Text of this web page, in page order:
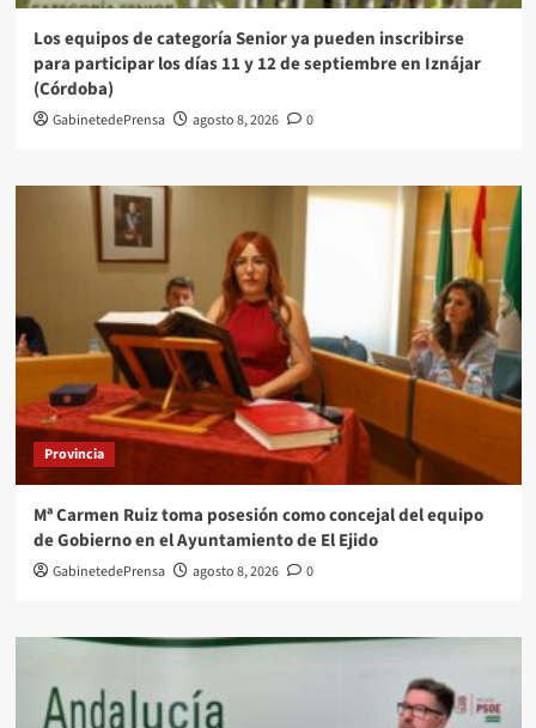
Los equipos de categoría Senior ya pueden inscribirse
para participar los días 11 y 12 de septiembre en Iznájar
(Córdoba)
GabinetedePrensa agosto 8, 2026 0
Provincia
Mª Carmen Ruiz toma posesión como concejal del equipo
de Gobierno en el Ayuntamiento de El Ejido
GabinetedePrensa agosto 8, 2026 0